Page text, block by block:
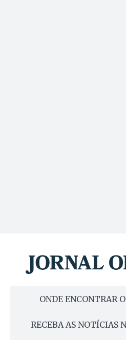
ONDE ENCONTRAR
RECEBA AS NOTÍCIAS